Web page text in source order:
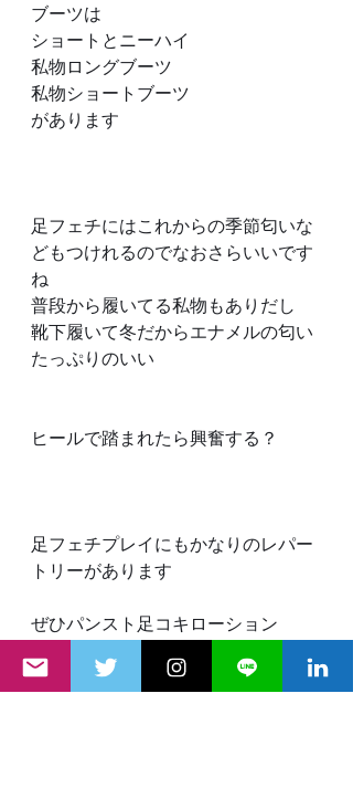
ブーツは
ショートとニーハイ
私物ロングブーツ
私物ショートブーツ
があります
足フェチにはこれからの季節匂いな
どもつけれるのでなおさらいいです
ね
普段から履いてる私物もありだし
靴下履いて冬だからエナメルの匂い
たっぷりのいい
ヒールで踏まれたら興奮する？
足フェチプレイにもかなりのレパー
トリーがあります
ぜひパンスト足コキローション
女王様 ボンデージ フェチ
フェティッシュ
変態LGBTQNH女装レズ調教奴隷